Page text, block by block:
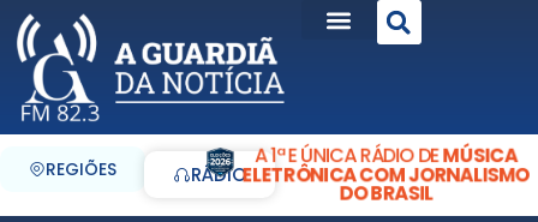
REGIÕES RÁDIO
A 1ª E ÚNICA RÁDIO DEMÚSICA
ELETRÔNICA COM JORNALISMO
DO BRASIL